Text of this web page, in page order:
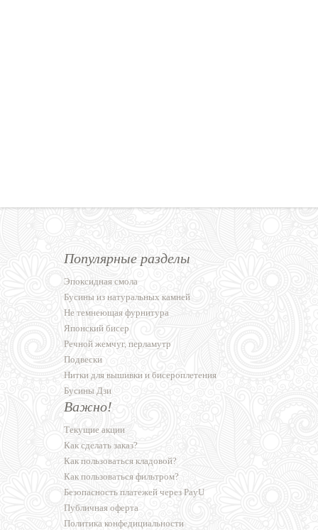
Популярные разделы
Эпоксидная смола
Бусины из натуральных камней
Не темнеющая фурнитура
Японский бисер
Речной жемчуг, перламутр
Подвески
Нитки для вышивки и бисероплетения
Бусины Дзи
Важно!
Текущие акции
Как сделать заказ?
Как пользоваться кладовой?
Как пользоваться фильтром?
Безопасность платежей через PayU
Публичная оферта
Политика конфедициальности